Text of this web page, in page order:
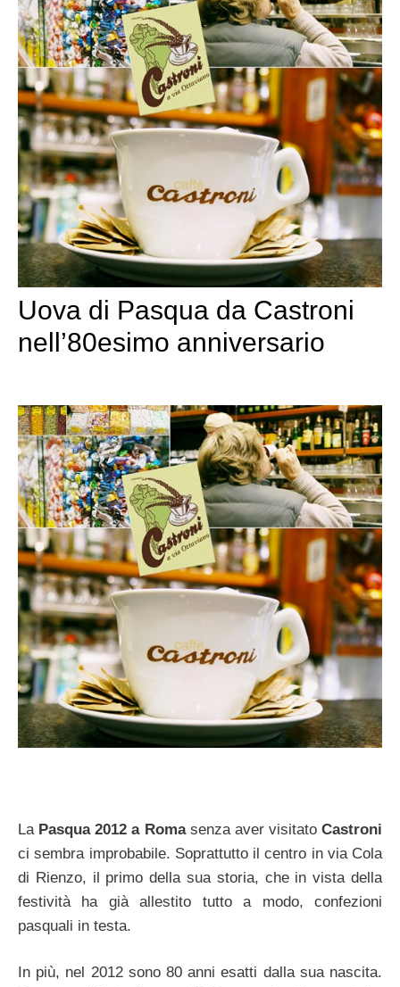
Uova di Pasqua da Castroni
nell’80esimo anniversario
LaPasqua 2012 a Romasenza aver visitato Castroni
ci sembra improbabile. Soprattutto il centro in via Cola
di Rienzo, il primo della sua storia, che in vista della
festività ha già allestito tutto a modo, confezioni
pasquali in testa.
In più, nel 2012 sono 80 anni esatti dalla sua nascita.